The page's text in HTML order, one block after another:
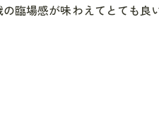
臨場感が味わえてとても良